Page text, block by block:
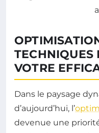
TECHNIQUES
VOTRE
Dans le paysage
d’aujourd’hui, l’
devenue une